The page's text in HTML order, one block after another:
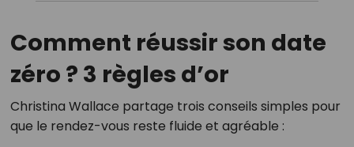
Comment réussir son date
zéro ? 3 règles d’or
Christina Wallace partage trois conseils simples pour
que le rendez-vous reste fluide et agréable :